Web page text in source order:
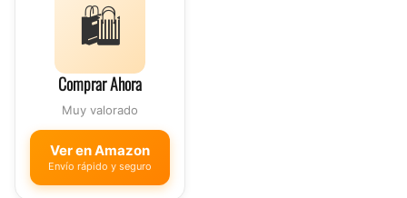
🛍️
Comprar Ahora
Muy valorado
Ver en Amazon
Envío rápido y seguro